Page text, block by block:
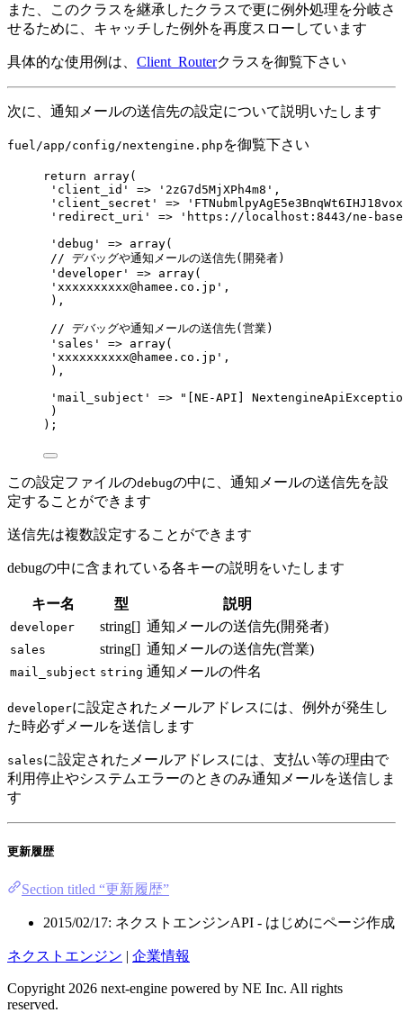
また、このクラスを継承したクラスで更に例外処理を分岐さ
せるために、キャッチした例外を再度スローしています
具体的な使用例は、 Client_Routerクラスを御覧下さい
次に、通知メールの送信先の設定について説明いたします
fuel/app/config/nextengine.php を御覧下さい
return array(
'client_id' => '2zG7d5MjXPh4m8',
'client_secret' =>
'redirect_uri' => 'https://localhost:8443/ne-
'debug' => array(
// デバッグや通知メールの送信先(開発者)
'developer' => array(
'xxxxxxxxxx@hamee.co.jp',
),
// デバッグや通知メールの送信先(営業)
'sales' => array(
'xxxxxxxxxx@hamee.co.jp',
),
'mail_subject' => "[NE-API]
)
);
この設定ファイルのdebugの中に、通知メールの送信先を設
定することができます
送信先は複数設定することができます
debugの中に含まれている各キーの説明をいたします
キー名 型 説明
developer string[] 通知メールの送信先(開発者)
sales string[] 通知メールの送信先(営業)
mail_subject string 通知メールの件名
developerに設定されたメールアドレスには、例外が発生し
た時必ずメールを送信します
salesに設定されたメールアドレスには、支払い等の理由で
利用停止やシステムエラーのときのみ通知メールを送信しま
す
更新履歴
Section titled “更新履歴”
2015/02/17: ネクストエンジンAPI - はじめにページ作成
ネクストエンジン | 企業情報
Copyright 2026 next-engine powered by NE Inc. All rights
reserved.